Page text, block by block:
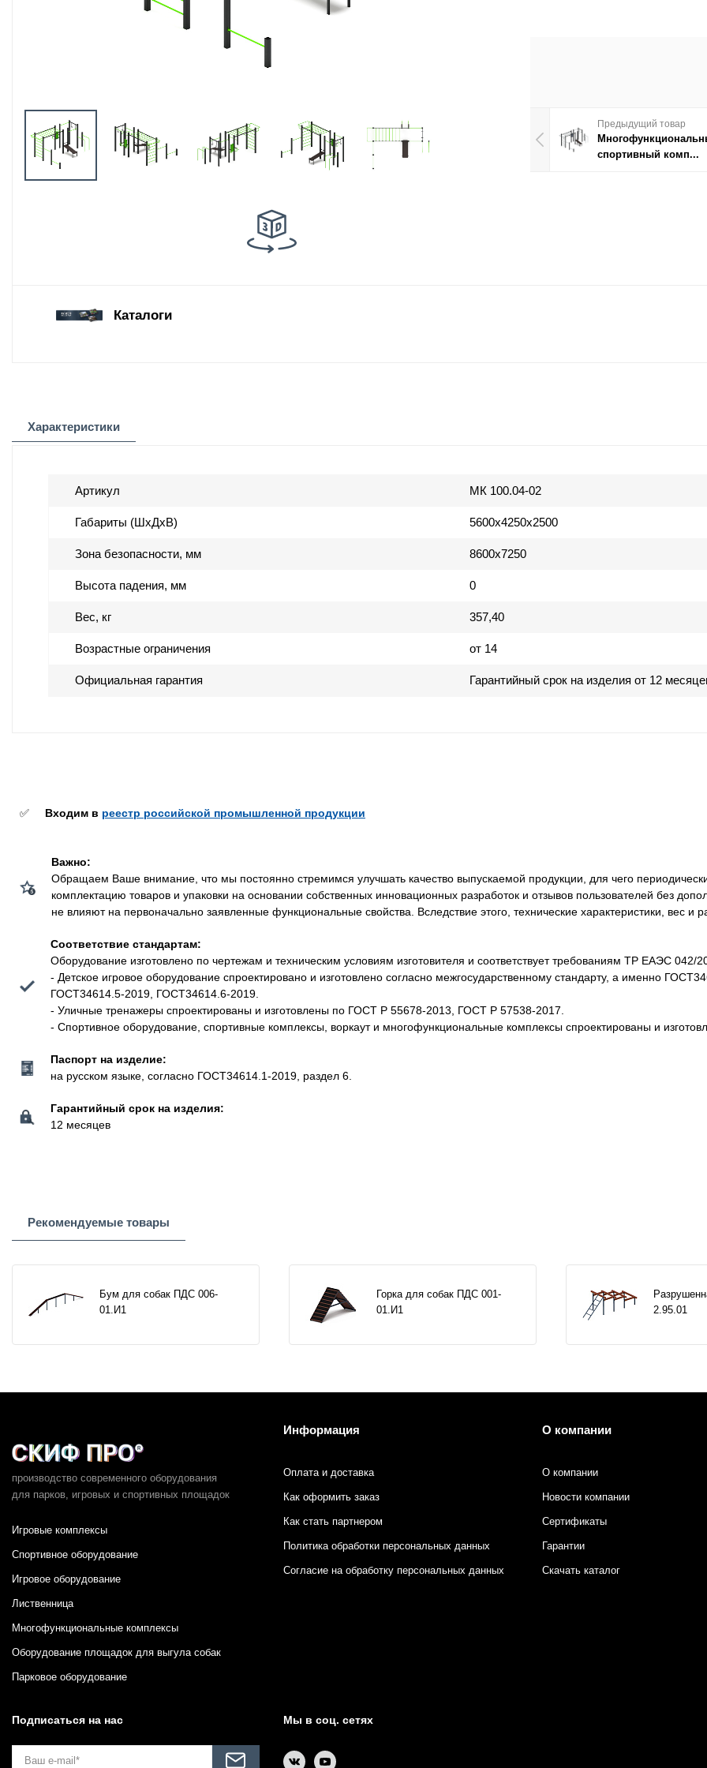
оборудование
Благоустройство
детских площадок
Предыдущий товар
спортивный комп...
Каталоги
Характеристики
Артикул МК 100.04-02
Габариты (ШхДхВ) 5600х4250х2500
Зона безопасности, мм 8600х7250
Высота падения, мм 0
Вес, кг 357,40
Возрастные ограничения от 14
Официальная гарантия Гарантийный срок на изделия от 12
✅ Входим в реестр российской промышленной продукции
Важно:
Обращаем Ваше внимание, что мы постоянно стремимся улучшать качество выпускаемой продукции, для чего
комплектацию товаров и упаковки на основании собственных инновационных разработок и отзывов пользователей без
не влияют на первоначально заявленные функциональные свойства. Вследствие этого, технические характеристики, вес и
Соответствие стандартам:
Оборудование изготовлено по чертежам и техническим условиям изготовителя и соответствует требованиям ТР ЕАЭС 042/
- Детское игровое оборудование спроектировано и изготовлено согласно межгосударственному стандарту, а именно
ГОСТ34614.5-2019, ГОСТ34614.6-2019.
- Уличные тренажеры спроектированы и изготовлены по ГОСТ Р 55678-2013, ГОСТ Р 57538-2017.
- Спортивное оборудование, спортивные комплексы, воркаут и многофункциональные комплексы спроектированы и
Паспорт на изделие:
на русском языке, согласно ГОСТ34614.1-2019, раздел 6.
Гарантийный срок на изделия:
12 месяцев
Рекомендуемые товары
Бум для собак ПДС 006-
01.И1
Горка для собак ПДС 001-
01.И1
2.95.01
производство современного оборудования
для парков, игровых и спортивных площадок
Игровые комплексы
Спортивное оборудование
Игровое оборудование
Лиственница
Многофункциональные комплексы
Оборудование площадок для выгула собак
Парковое оборудование
Информация
Оплата и доставка
Как оформить заказ
Как стать партнером
Политика обработки персональных данных
Согласие на обработку персональных данных
О компании
О компании
Новости компании
Сертификаты
Гарантии
Скачать каталог
Подписаться на нас Мы в соц. сетях